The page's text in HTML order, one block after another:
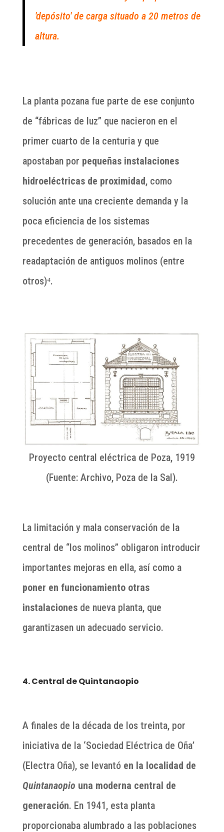
'depósito' de carga situado a 20 metros de
altura.
La planta pozana fue parte de ese conjunto
de “fábricas de luz” que nacieron en el
primer cuarto de la centuria y que
apostaban por pequeñas instalaciones
hidroeléctricas de proximidad, como
solución ante una creciente demanda y la
poca eficiencia de los sistemas
precedentes de generación, basados en la
readaptación de antiguos molinos (entre
otros)⁴.
Proyecto central eléctrica de Poza, 1919
(Fuente: Archivo, Poza de la Sal).
La limitación y mala conservación de la
central de “los molinos” obligaron introducir
importantes mejoras en ella, así como a
poner en funcionamiento otras
instalacionesde nueva planta, que
garantizasen un adecuado servicio.
4. Central de Quintanaopio
A finales de la década de los treinta, por
iniciativa de la ‘Sociedad Eléctrica de Oña’
(Electra Oña), se levantó en la localidad de
Quintanaopio una moderna central de
generación. En 1941, esta planta
proporcionaba alumbrado a las poblaciones